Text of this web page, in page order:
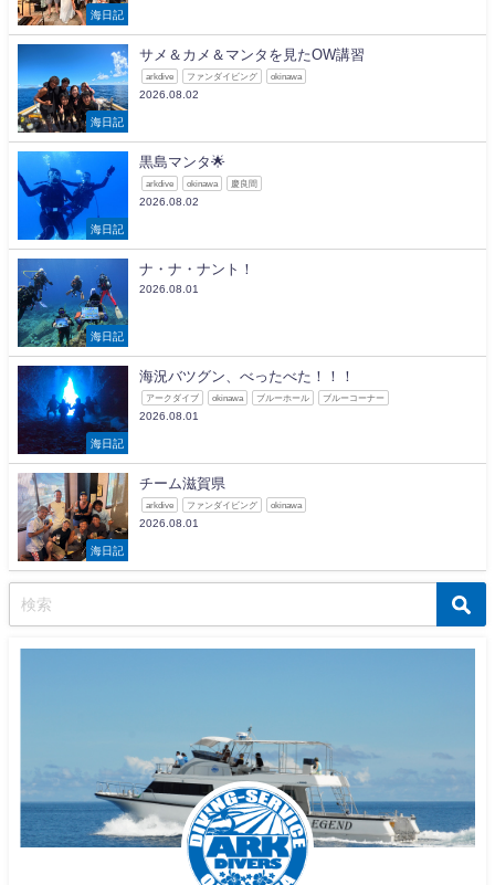
海日記
海日記
サメ＆カメ＆マンタを見たOW講習
arkdive ファンダイビング okinawa
2026.08.02
海日記
黒島マンタ🌟
arkdive okinawa 慶良間
2026.08.02
海日記
ナ・ナ・ナント！
2026.08.01
海日記
海況バツグン、べったべた！！！
アークダイブ okinawa ブルーホール ブルーコーナー
2026.08.01
海日記
チーム滋賀県
arkdive ファンダイビング okinawa
2026.08.01